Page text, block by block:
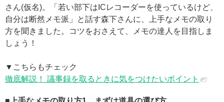
さん(仮名)。「若い部下はICレコーダーを使っているけど、
自分は断然メモ派」と話す森下さんに、上手なメモの取り
方を聞きました。コツをおさえて、メモの達人を目指しま
しょう！
▼こちらもチェック
徹底解説！ 議事録を取るときに気をつけたいポイント